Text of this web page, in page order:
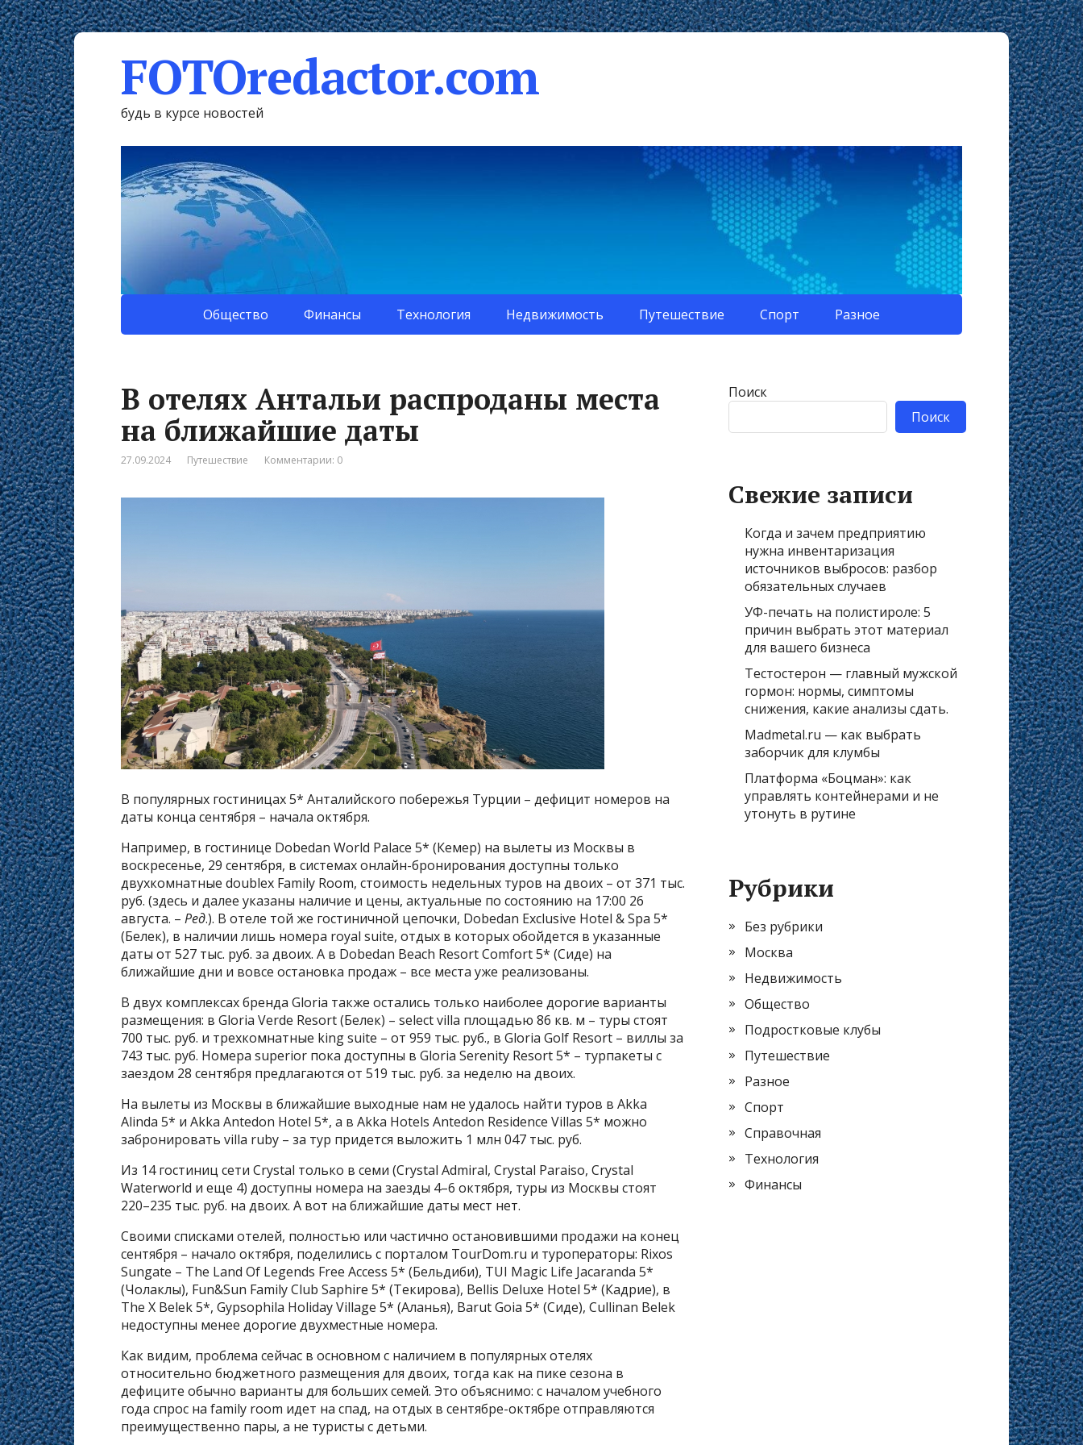
FOTOredactor.com
будь в курсе новостей
Общество Финансы Технология Недвижимость Путешествие Спорт Разное
В отелях Антальи распроданы места
на ближайшие даты
27.09.2024 Путешествие Комментарии: 0
В популярных гостиницах 5* Анталийского побережья Турции – дефицит номеров на
даты конца сентября – начала октября.
Например, в гостинице Dobedan World Palace 5* (Кемер) на вылеты из Москвы в
воскресенье, 29 сентября, в системах онлайн-бронирования доступны только
двухкомнатные doublex Family Room, стоимость недельных туров на двоих – от 371 тыс.
руб. (здесь и далее указаны наличие и цены, актуальные по состоянию на 17:00 26
августа. – Ред.). В отеле той же гостиничной цепочки, Dobedan Exclusive Hotel & Spa 5*
(Белек), в наличии лишь номера royal suite, отдых в которых обойдется в указанные
даты от 527 тыс. руб. за двоих. А в Dobedan Beach Resort Comfort 5* (Сиде) на
ближайшие дни и вовсе остановка продаж – все места уже реализованы.
В двух комплексах бренда Gloria также остались только наиболее дорогие варианты
размещения: в Gloria Verde Resort (Белек) – select villa площадью 86 кв. м – туры стоят
700 тыс. руб. и трехкомнатные king suite – от 959 тыс. руб., в Gloria Golf Resort – виллы за
743 тыс. руб. Номера superior пока доступны в Gloria Serenity Resort 5* – турпакеты с
заездом 28 сентября предлагаются от 519 тыс. руб. за неделю на двоих.
На вылеты из Москвы в ближайшие выходные нам не удалось найти туров в Akka
Alinda 5* и Akka Antedon Hotel 5*, а в Akka Hotels Antedon Residence Villas 5* можно
забронировать villa ruby – за тур придется выложить 1 млн 047 тыс. руб.
Из 14 гостиниц сети Crystal только в семи (Crystal Admiral, Crystal Paraiso, Crystal
Waterworld и еще 4) доступны номера на заезды 4–6 октября, туры из Москвы стоят
220–235 тыс. руб. на двоих. А вот на ближайшие даты мест нет.
Своими списками отелей, полностью или частично остановившими продажи на конец
сентября – начало октября, поделились с порталом TourDom.ru и туроператоры: Rixos
Sungate – The Land Of Legends Free Access 5* (Бельдиби), TUI Magic Life Jacaranda 5*
(Чолаклы), Fun&Sun Family Club Saphire 5* (Текирова), Bellis Deluxe Hotel 5* (Кадрие), в
The X Belek 5*, Gypsophila Holiday Village 5* (Аланья), Barut Goia 5* (Сиде), Cullinan Belek
недоступны менее дорогие двухместные номера.
Как видим, проблема сейчас в основном с наличием в популярных отелях
относительно бюджетного размещения для двоих, тогда как на пике сезона в
дефиците обычно варианты для больших семей. Это объяснимо: с началом учебного
года спрос на family room идет на спад, на отдых в сентябре-октябре отправляются
преимущественно пары, а не туристы с детьми.
Поиск
Поиск
Свежие записи
Когда и зачем предприятию
нужна инвентаризация
источников выбросов: разбор
обязательных случаев
УФ-печать на полистироле: 5
причин выбрать этот материал
для вашего бизнеса
Тестостерон — главный мужской
гормон: нормы, симптомы
снижения, какие анализы сдать.
Madmetal.ru — как выбрать
заборчик для клумбы
Платформа «Боцман»: как
управлять контейнерами и не
утонуть в рутине
Рубрики
Без рубрики
Москва
Недвижимость
Общество
Подростковые клубы
Путешествие
Разное
Спорт
Справочная
Технология
Финансы